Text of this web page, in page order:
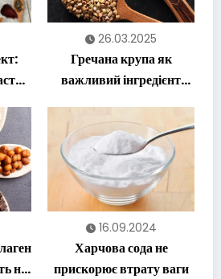
26.03.2025
Гречана крупа як
важливий інгредієнт
на
16.09.2024
Харчова сода не
прискорює втрату ваги